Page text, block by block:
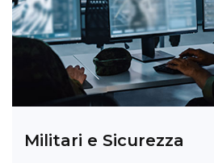
Militari e Sicurezza